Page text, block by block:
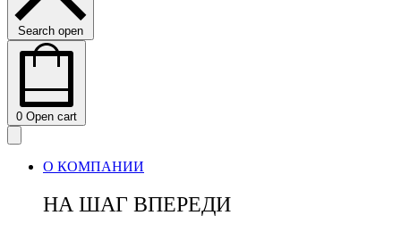
Search open
0 Open cart
О КОМПАНИИ
НА ШАГ ВПЕРЕДИ